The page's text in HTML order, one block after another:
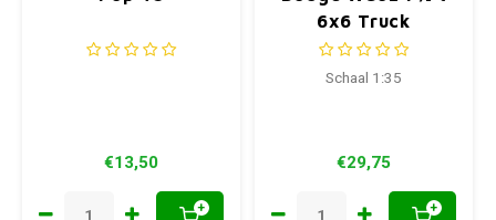
€13,50
+
6x6 Truck
Schaal 1:35
€29,75
+